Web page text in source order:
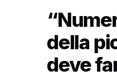
della
deve